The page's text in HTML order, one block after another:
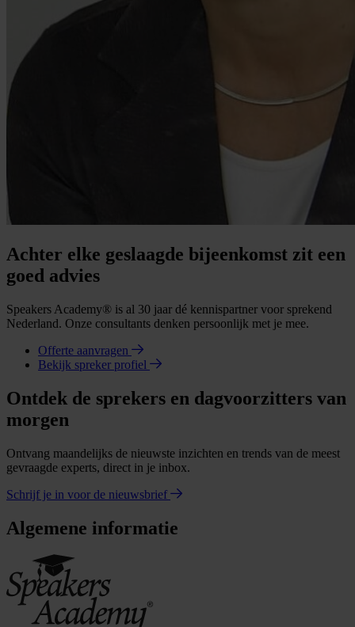
Achter elke geslaagde bijeenkomst zit een
goed advies
Speakers Academy® is al 30 jaar dé kennispartner voor sprekend
Nederland. Onze consultants denken persoonlijk met je mee.
Offerte aanvragen
Bekijk spreker profiel
Ontdek de sprekers en dagvoorzitters van
morgen
Ontvang maandelijks de nieuwste inzichten en trends van de meest
gevraagde experts, direct in je inbox.
Schrijf je in voor de nieuwsbrief
Algemene informatie